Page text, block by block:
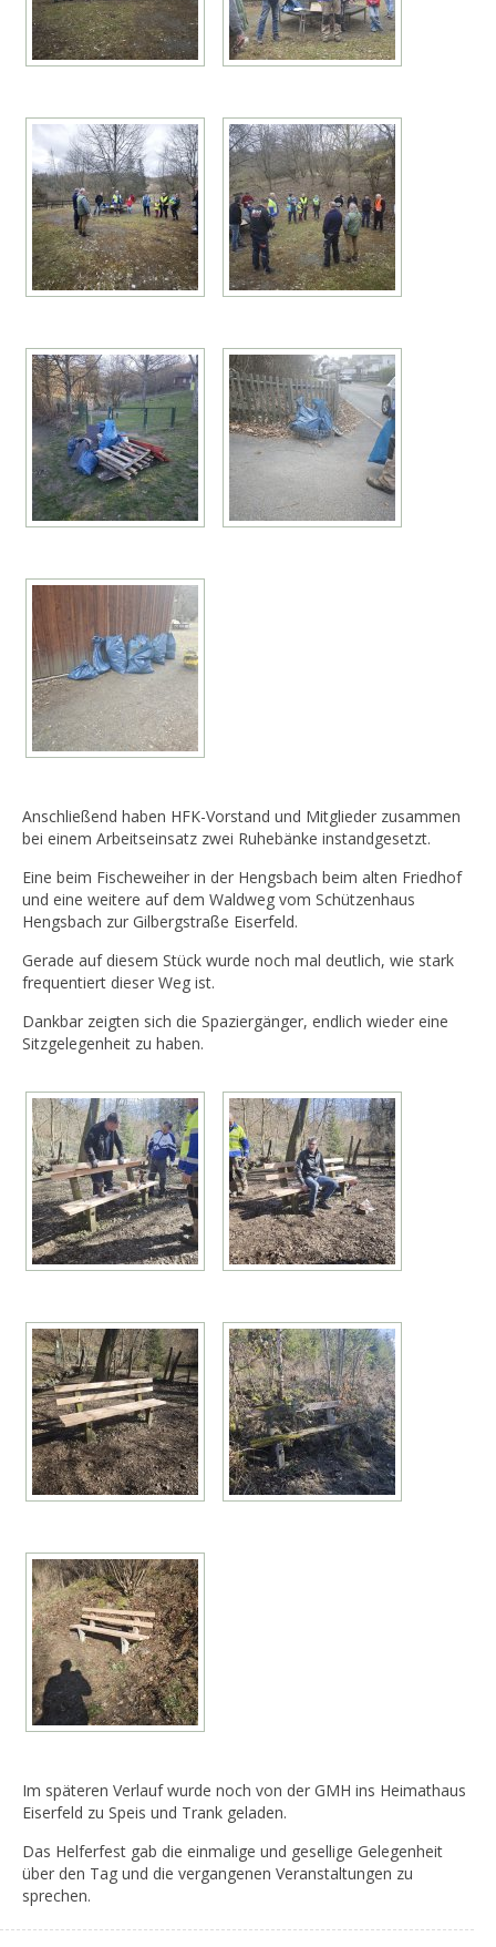
Anschließend haben HFK-Vorstand und Mitglieder zusammen
bei einem Arbeitseinsatz zwei Ruhebänke instandgesetzt.
Eine beim Fischeweiher in der Hengsbach beim alten Friedhof
und eine weitere auf dem Waldweg vom Schützenhaus
Hengsbach zur Gilbergstraße Eiserfeld.
Gerade auf diesem Stück wurde noch mal deutlich, wie stark
frequentiert dieser Weg ist.
Dankbar zeigten sich die Spaziergänger, endlich wieder eine
Sitzgelegenheit zu haben.
Im späteren Verlauf wurde noch von der GMH ins Heimathaus
Eiserfeld zu Speis und Trank geladen.
Das Helferfest gab die einmalige und gesellige Gelegenheit
über den Tag und die vergangenen Veranstaltungen zu
sprechen.